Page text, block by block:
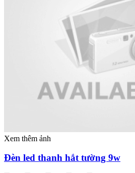
Xem thêm ảnh
Đèn led thanh hắt tường 9w